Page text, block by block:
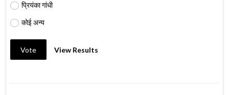
प्रियंका गांधी
कोई अन्य
Vote View Results